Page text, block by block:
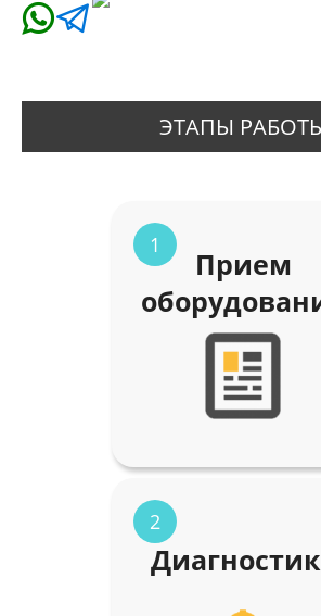
ЭТАПЫ
1
Прием
2